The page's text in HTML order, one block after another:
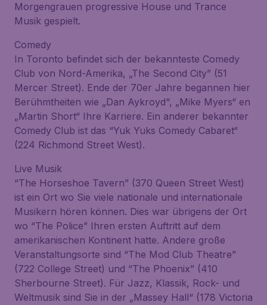
Morgengrauen progressive House und Trance
Musik gespielt.
Comedy
In Toronto befindet sich der bekannteste Comedy
Club von Nord-Amerika, „The Second City” (51
Mercer Street). Ende der 70er Jahre begannen hier
Berühmtheiten wie „Dan Aykroyd“, „Mike Myers“ en
„Martin Short“ Ihre Karriere. Ein anderer bekannter
Comedy Club ist das “Yuk Yuks Comedy Cabaret“
(224 Richmond Street West).
Live Musik
“The Horseshoe Tavern” (370 Queen Street West)
ist ein Ort wo Sie viele nationale und internationale
Musikern hören können. Dies war übrigens der Ort
wo “The Police” Ihren ersten Auftritt auf dem
amerikanischen Kontinent hatte. Andere große
Veranstaltungsorte sind “The Mod Club Theatre”
(722 College Street) und “The Phoenix” (410
Sherbourne Street). Für Jazz, Klassik, Rock- und
Weltmusik sind Sie in der „Massey Hall“ (178 Victoria